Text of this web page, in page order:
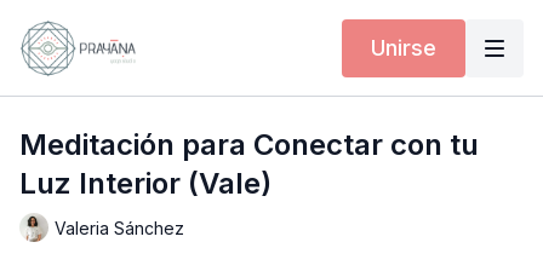
Unirse
Meditación para Conectar con tu
Luz Interior (Vale)
Valeria Sánchez